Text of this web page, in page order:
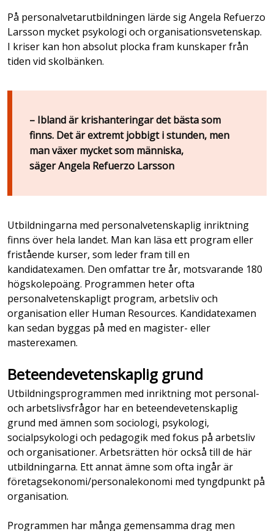
På personalvetarutbildningen lärde sig Angela Refuerzo
Larsson mycket psykologi och organisationsvetenskap.
I kriser kan hon absolut plocka fram kunskaper från
tiden vid skolbänken.
– Ibland är krishanteringar det bästa som
finns. Det är extremt jobbigt i stunden, men
man växer mycket som människa,
säger Angela Refuerzo Larsson
Utbildningarna med personalvetenskaplig inriktning
finns över hela landet. Man kan läsa ett program eller
fristående kurser, som leder fram till en
kandidatexamen. Den omfattar tre år, motsvarande 180
högskolepoäng. Programmen heter ofta
personalvetenskapligt program, arbetsliv och
organisation eller Human Resources. Kandidatexamen
kan sedan byggas på med en magister- eller
masterexamen.
Beteendevetenskaplig grund
Utbildningsprogrammen med inriktning mot personal-
och arbetslivsfrågor har en beteendevetenskaplig
grund med ämnen som sociologi, psykologi,
socialpsykologi och pedagogik med fokus på arbetsliv
och organisationer. Arbetsrätten hör också till de här
utbildningarna. Ett annat ämne som ofta ingår är
företagsekonomi/personalekonomi med tyngdpunkt på
organisation.
Programmen har många gemensamma drag men